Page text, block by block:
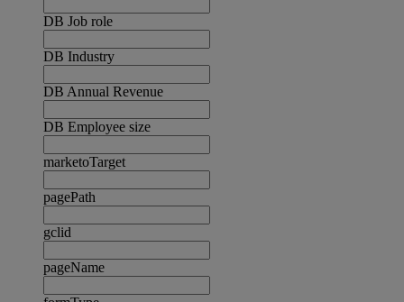
DB Job role
DB Industry
DB Annual Revenue
DB Employee size
marketoTarget
pagePath
gclid
pageName